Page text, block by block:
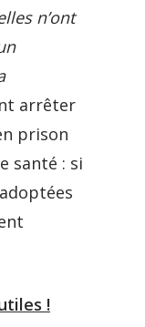
n’ont
arrêter
prison
santé : si
!